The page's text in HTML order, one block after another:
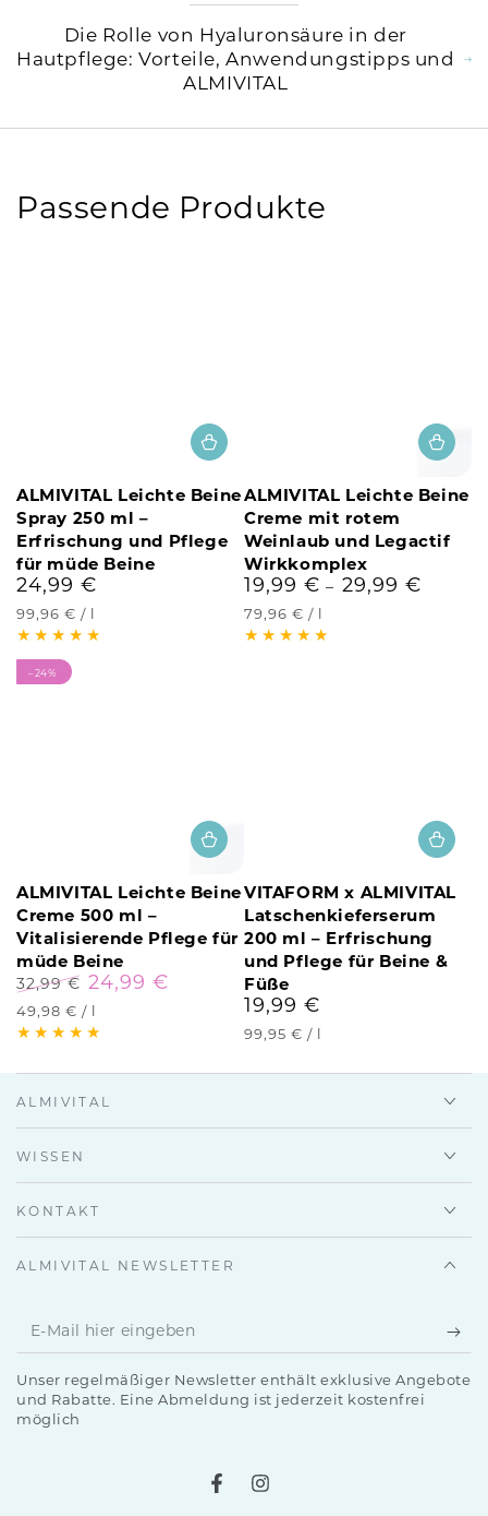
Die Rolle von Hyaluronsäure in der
Hautpflege: Vorteile, Anwendungstipps und
ALMIVITAL
Passende Produkte
ALMIVITAL Leichte Beine
Spray 250 ml –
Erfrischung und Pflege
für müde Beine
Regulärer
Preis
24,99 €
Stückpreis
99,96 € / pro
l
ALMIVITAL Leichte Beine
Creme mit rotem
Weinlaub und Legactif
Wirkkomplex
Regulärer
Preis
19,99 € 29,99 €
Stückpreis
79,96 € / pro
l
ALMIVITAL Leichte Beine
Creme 500 ml –
Vitalisierende Pflege für
müde Beine
Regulärer
Preis
32,99 €
Verkaufspreis
24,99 €
Stückpreis
49,98 € / pro
l
–24%
VITAFORM x ALMIVITAL
Latschenkieferserum
200 ml – Erfrischung
und Pflege für Beine &
Füße
Regulärer
Preis
19,99 €
Stückpreis
99,95 € / pro
l
ALMIVITAL
WISSEN
KONTAKT
ALMIVITAL NEWSLETTER
E-
Mail
hier
eingeben
Unser regelmäßiger Newsletter enthält exklusive Angebote
und Rabatte. Eine Abmeldung ist jederzeit kostenfrei
möglich
FacebookInstagram